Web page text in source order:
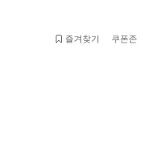
쿠폰존
즐겨찾기